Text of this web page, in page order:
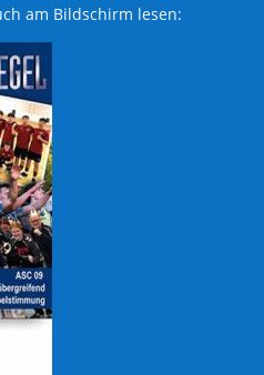
am Bildschirm lesen: